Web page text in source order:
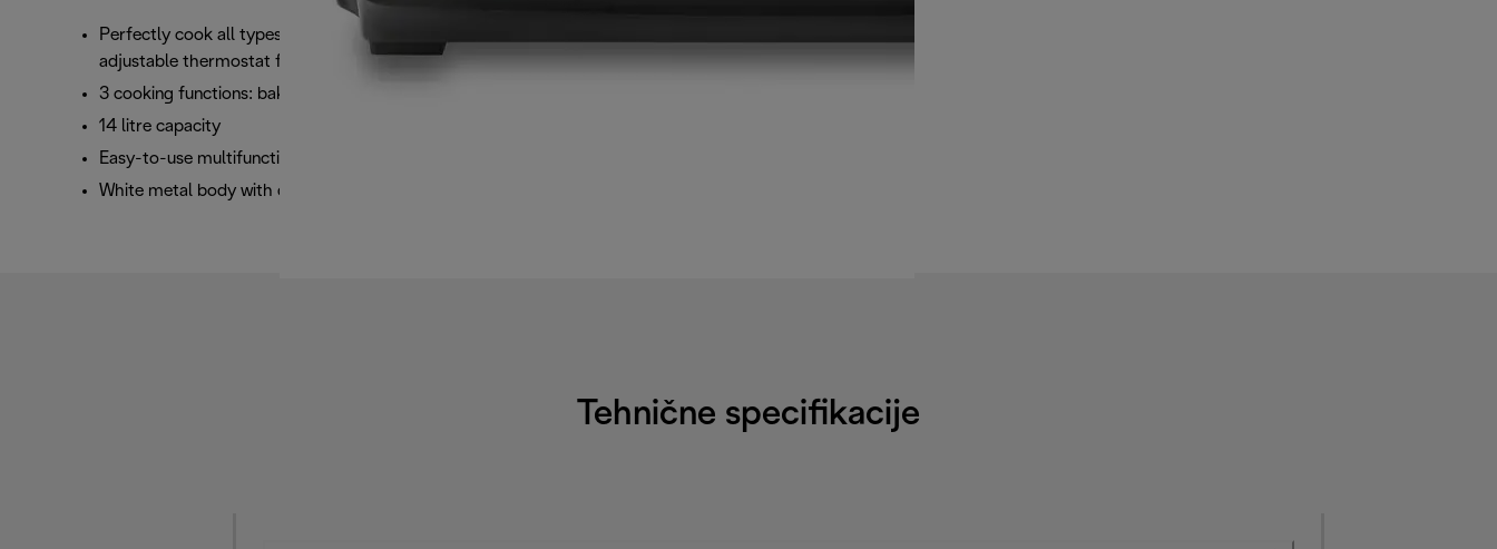
Perfectly cook all types of food with the
adjustable thermostat from 100°C to 220°C
3 cooking functions: bake, keep warm and grill
14 litre capacity
Easy-to-use multifunctional knobs
White metal body with double glass door
Tehnične specifikacije